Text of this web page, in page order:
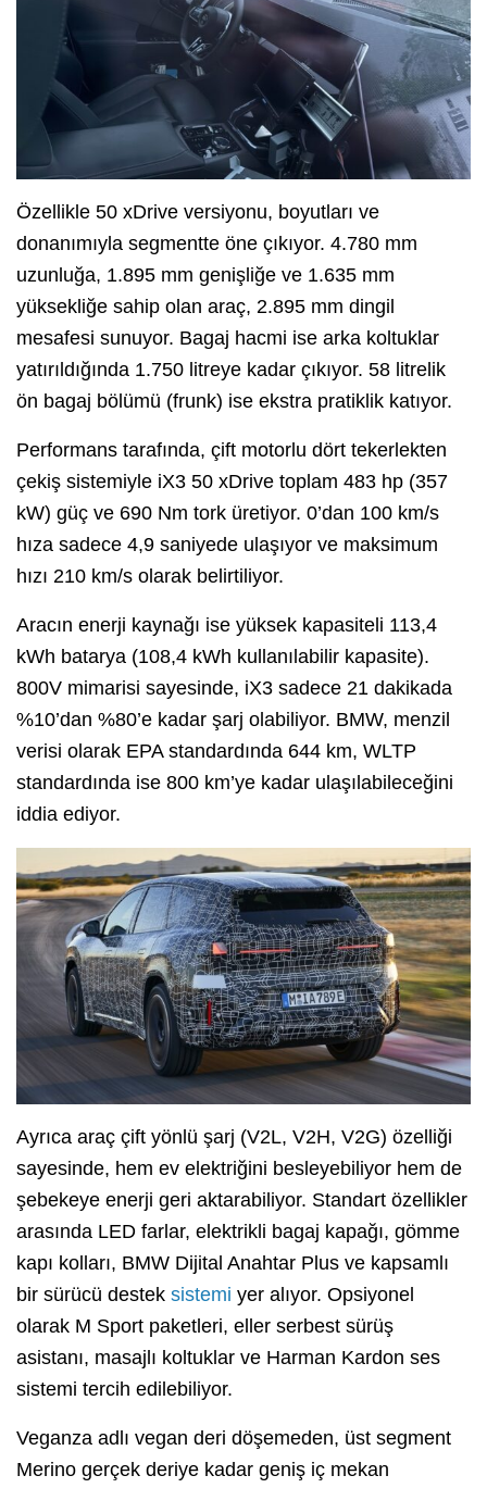
Özellikle 50 xDrive versiyonu, boyutları ve
donanımıyla segmentte öne çıkıyor. 4.780 mm
uzunluğa, 1.895 mm genişliğe ve 1.635 mm
yüksekliğe sahip olan araç, 2.895 mm dingil
mesafesi sunuyor. Bagaj hacmi ise arka koltuklar
yatırıldığında 1.750 litreye kadar çıkıyor. 58 litrelik
ön bagaj bölümü (frunk) ise ekstra pratiklik katıyor.
Performans tarafında, çift motorlu dört tekerlekten
çekiş sistemiyle iX3 50 xDrive toplam 483 hp (357
kW) güç ve 690 Nm tork üretiyor. 0’dan 100 km/s
hıza sadece 4,9 saniyede ulaşıyor ve maksimum
hızı 210 km/s olarak belirtiliyor.
Aracın enerji kaynağı ise yüksek kapasiteli 113,4
kWh batarya (108,4 kWh kullanılabilir kapasite).
800V mimarisi sayesinde, iX3 sadece 21 dakikada
%10’dan %80’e kadar şarj olabiliyor. BMW, menzil
verisi olarak EPA standardında 644 km, WLTP
standardında ise 800 km’ye kadar ulaşılabileceğini
iddia ediyor.
Ayrıca araç çift yönlü şarj (V2L, V2H, V2G) özelliği
sayesinde, hem ev elektriğini besleyebiliyor hem de
şebekeye enerji geri aktarabiliyor. Standart özellikler
arasında LED farlar, elektrikli bagaj kapağı, gömme
kapı kolları, BMW Dijital Anahtar Plus ve kapsamlı
bir sürücü destek sistemi yer alıyor. Opsiyonel
olarak M Sport paketleri, eller serbest sürüş
asistanı, masajlı koltuklar ve Harman Kardon ses
sistemi tercih edilebiliyor.
Veganza adlı vegan deri döşemeden, üst segment
Merino gerçek deriye kadar geniş iç mekan